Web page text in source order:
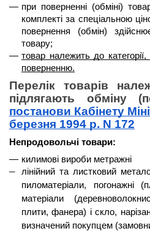
при поверненні (обміні)
комплекті за спеціальною
повернення (обмін)
товару;
товар належить до
поверненню.
Перелік товарів
підлягають обміну
постанови Кабінету
березня 1994 р. N 172
Непродовольчі товари:
килимові вироби метражні
лінійний та листковий
пиломатеріали, погонажні
матеріали
плити, фанера) і скло,
визначений покупцем